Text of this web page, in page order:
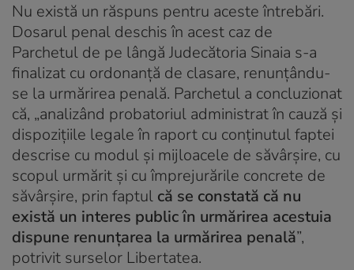
Nu există un răspuns pentru aceste întrebări.
Dosarul penal deschis în acest caz de
Parchetul de pe lângă Judecătoria Sinaia s-a
finalizat cu ordonanță de clasare, renunțându-
se la urmărirea penală. Parchetul a concluzionat
că, „analizând probatoriul administrat în cauză şi
dispoziţiile legale în raport cu conţinutul faptei
descrise cu modul şi mijloacele de săvârşire, cu
scopul urmărit şi cu împrejurările concrete de
săvârşire, prin faptul că se constată că nu
există un interes public în urmărirea acestuia
dispune renunţarea la urmărirea penală”,
potrivit surselor Libertatea.